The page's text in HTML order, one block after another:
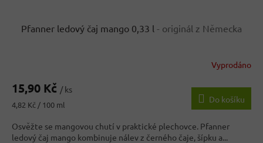
Pfanner ledový čaj mango 0,33 l - originál z Německa
Vyprodáno
15,90 Kč / ks
Měrná
4,82 Kč / 100 ml
Do košíku
Osvěžte se mangovou chutí v praktické plechovce. Pfanner
ledový čaj mango kombinuje nálev z černého čaje, šípku a...